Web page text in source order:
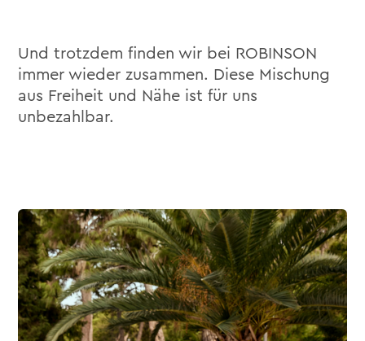
Und trotzdem finden wir bei ROBINSON
immer wieder zusammen. Diese Mischung
aus Freiheit und Nähe ist für uns
unbezahlbar.